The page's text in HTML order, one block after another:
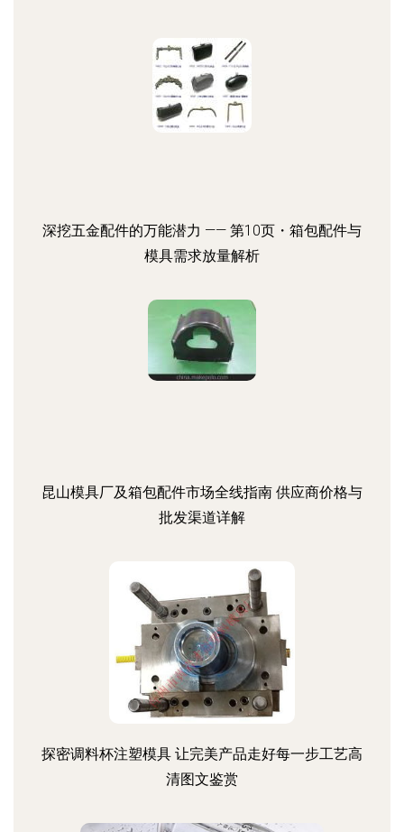
深挖五金配件的万能潜力 —— 第10页・箱包配件与
模具需求放量解析
昆山模具厂及箱包配件市场全线指南 供应商价格与
批发渠道详解
探密调料杯注塑模具 让完美产品走好每一步工艺高
清图文鉴赏